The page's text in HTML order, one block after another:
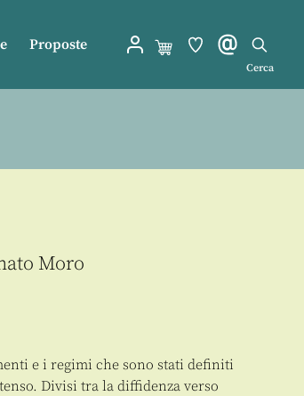
Proposte
Cerca
Moro
e i regimi che sono stati definiti
Divisi tra la diffidenza verso